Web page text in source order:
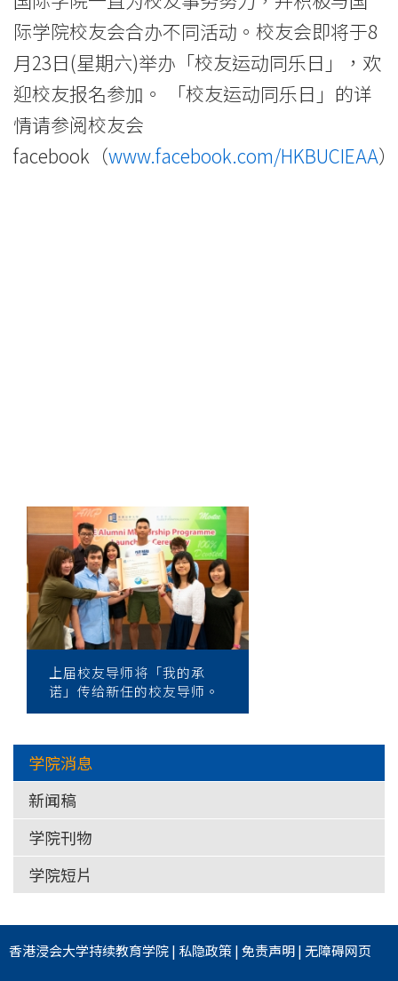
际学院校友会合办不同活动。校友会即将于8
月23日(星期六)举办「校友运动同乐日」，欢
迎校友报名参加。 「校友运动同乐日」的详
情请参阅校友会
facebook（www.facebook.com/HKBUCIEAA
上届校友导师将「我的承
诺」传给新任的校友导师。
学院消息
新闻稿
学院刊物
学院短片
香港浸会大学持续教育学院| 私隐政策|免责声明|无障碍网页